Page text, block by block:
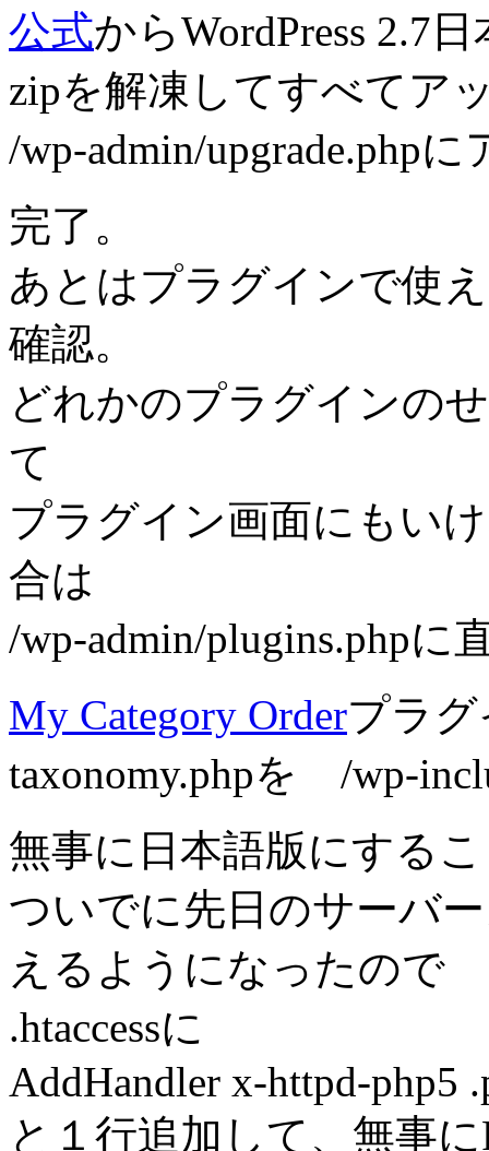
公式からWordPress 2.7
zipを解凍してすべてア
/wp-admin/upgrade.php
完了。
あとはプラグインで使
確認。
どれかのプラグインの
て
プラグイン画面にもい
合は
/wp-admin/plugins.phpに
My Category Orderプラ
taxonomy.phpを /wp-
無事に日本語版にする
ついでに先日のサーバ
えるようになったので
.htaccessに
AddHandler x-httpd-php5
と１行追加して、無事